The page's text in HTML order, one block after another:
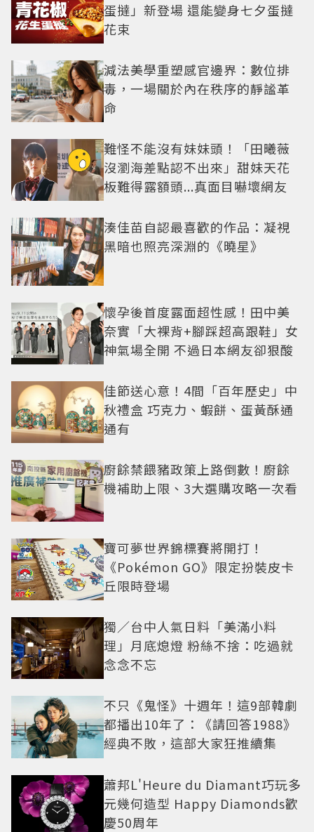
蛋撻」新登場 還能變身七夕蛋撻
花束
減法美學重塑感官邊界：數位排
毒，一場關於內在秩序的靜謐革
命
難怪不能沒有妹妹頭！「田曦薇
沒瀏海差點認不出來」甜妹天花
板難得露額頭...真面目嚇壞網友
湊佳苗自認最喜歡的作品：凝視
黑暗也照亮深淵的《曉星》
懷孕後首度露面超性感！田中美
奈實「大裸背+腳踩超高跟鞋」女
神氣場全開 不過日本網友卻狠酸
佳節送心意！4間「百年歷史」中
秋禮盒 巧克力、蝦餅、蛋黃酥通
通有
廚餘禁餵豬政策上路倒數！廚餘
機補助上限、3大選購攻略一次看
寶可夢世界錦標賽將開打！
《Pokémon GO》限定扮裝皮卡
丘限時登場
獨／台中人氣日料「美滿小料
理」月底熄燈 粉絲不捨：吃過就
念念不忘
不只《鬼怪》十週年！這9部韓劇
都播出10年了：《請回答1988》
經典不敗，這部大家狂推續集
蕭邦L'Heure du Diamant巧玩多
元幾何造型 Happy Diamonds歡
慶50周年